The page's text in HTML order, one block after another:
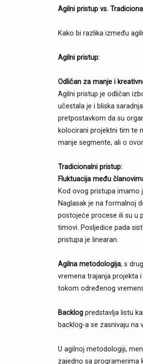
Agilni pristup vs.
Kako bi razlika između
Agilni pristup:
Odličan za manje i
Agilni pristup je odličan
učestala je i bliska
pretpostavkom da su
kolocirani projektni tim te
manje segmente, ali o
Tradicionalni pristup:
Fluktuacija među
Kod ovog pristupa imamo
Naglasak je na formalnoj
postojeće procese ili su u
timovi. Posljedice pada
pristupa je linearan.
Agilna metodologija, s
vremena trajanja projekta
tokom određenog
Backlog predstavlja listu
backlog-a se zasnivaju na
U agilnoj metodologiji,
zajedno sa programerima